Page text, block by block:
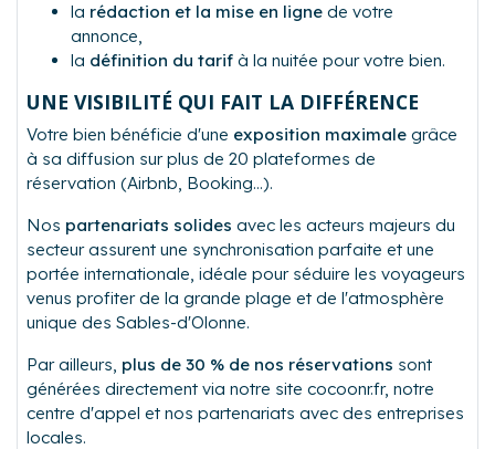
la rédaction et la mise en ligne de votre
annonce,
la définition du tarif à la nuitée pour votre bien.
UNE VISIBILITÉ QUI FAIT LA DIFFÉRENCE
Votre bien bénéficie d'une exposition maximale grâce
à sa diffusion sur plus de 20 plateformes de
réservation (Airbnb, Booking…).
Nos partenariats solides avec les acteurs majeurs du
secteur assurent une synchronisation parfaite et une
portée internationale, idéale pour séduire les voyageurs
venus profiter de la grande plage et de l'atmosphère
unique des Sables-d'Olonne.
Par ailleurs, plus de 30 % de nos réservations sont
générées directement via notre site cocoonr.fr, notre
centre d'appel et nos partenariats avec des entreprises
locales.